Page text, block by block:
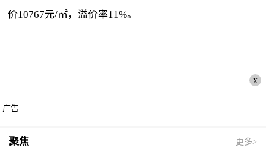
价10767元/㎡，溢价率11%。
x
广告
聚焦 更多>